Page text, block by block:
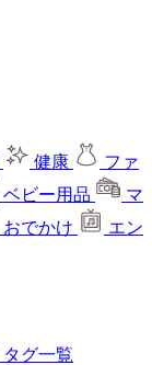
健康
ファ
ベビー用品
マ
おでかけ
エン
タグ一覧